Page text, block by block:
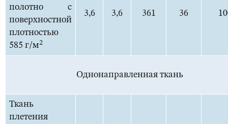
полотно с
поверхностной
плотностью
585 г/м2
3,6 3,6 361 36
Однонаправленная ткань
Ткань
плетения